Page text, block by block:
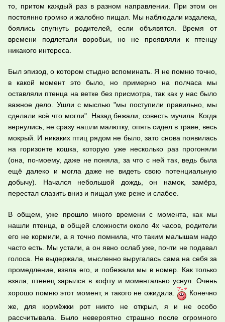
то, притом каждый раз в разном направлении. При этом он
постоянно громко и жалобно пищал. Мы наблюдали издалека,
боялись спугнуть родителей, если объявятся. Время от
времени подлетали воробьи, но не проявляли к птенцу
никакого интереса.
Был эпизод, о котором стыдно вспоминать. Я не помню точно,
в какой момент это было, но примерно на полчаса мы
оставляли птенца на ветке без присмотра, так как у нас было
важное дело. Ушли с мыслью "мы поступили правильно, мы
сделали всё что могли". Назад бежали, совесть мучила. Когда
вернулись, не сразу нашли малютку, опять сидел в траве, весь
мокрый. И никаких птиц рядом не было, зато снова появилась
на горизонте кошка, которую уже несколько раз прогоняли
(она, по-моему, даже не поняла, за что с ней так, ведь была
ещё далеко и могла даже не видеть свою потенциальную
добычу). Начался небольшой дождь, он намок, замёрз,
перестал слазить вниз и пищал уже реже и слабее.
В общем, уже прошло много времени с момента, как мы
нашли птенца, в общей сложности около 4х часов, родители
его не кормили, а я точно помнила, что таким малышам надо
часто есть. Мы устали, а он явно ослаб уже, почти не подавал
голоса. Не выдержала, мысленно выругалась сама на себя за
промедление, взяла его, и побежали мы в номер. Как только
взяла, птенец зарылся в кофту и моментально уснул. Очень
хорошо помню этот момент, я такого не ожидала.
Конечно
же, для кормёжки рот никто не открыл, я и не особо
рассчитывала. Было невероятно страшно после огромного